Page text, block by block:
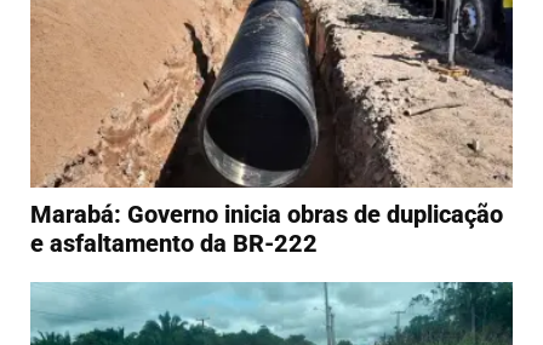
Marabá: Governo inicia obras de duplicação
e asfaltamento da BR-222